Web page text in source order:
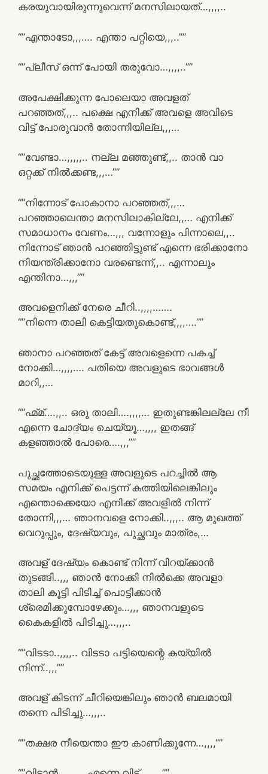
കരയുവായിരുന്നുവെന്ന് മനസിലായത്…,,,,..
“”എന്താടോ,,,…. എന്താ പറ്റിയെ,,,..””
“”പ്ലീസ്‌ ഒന്ന് പോയി തരുവോ…,,,,..””
അപേക്ഷിക്കുന്ന പോലെയാ അവളത്
പറഞ്ഞത്,,,.. പക്ഷെ എനിക്ക് അവളെ അവിടെ
വിട്ട് പോരുവാൻ തോന്നിയില്ല,,,…
“”വേണ്ടാ…,,,,,.. നല്ല മഞ്ഞുണ്ട്,,.. താൻ വാ
ഒറ്റക്ക് നിൽക്കണ്ട,,,…””
“”നിന്നോട് പോകാനാ പറഞ്ഞത്,,,…
പറഞ്ഞാലെന്താ മനസിലാകില്ലേ,,… എനിക്ക്
സമാധാനം വേണം…,,, വന്നോളും പിന്നാലെ,,..
നിന്നോട് ഞാൻ പറഞ്ഞിട്ടുണ്ട് എന്നെ ഭരിക്കാനോ
നിയന്ത്രിക്കാനോ വരണ്ടെന്ന്,,.. എന്നാലും
എന്തിനാ…,,,””
അവളെനിക്ക് നേരെ ചീറി..,,,,…….
“”നിന്നെ താലി കെട്ടിയതുകൊണ്ട്,,,,….””
ഞാനാ പറഞ്ഞത് കേട്ട് അവളെന്നെ പകച്ച്
നോക്കി…,,,,…. പതിയെ അവളുടെ ഭാവങ്ങൾ
മാറി,,…
“”ഹ്മ്മ്….,,.. ഒരു താലി….,,,,… ഇതുണ്ടങ്കിലല്ലേ നീ
എന്നെ ചോദ്യം ചെയ്യൂ…,,,, ഇതങ്ങ്
കളഞ്ഞാൽ പോരെ….,,,””
പുച്ഛത്തോടെയുള്ള അവളുടെ പറച്ചിൽ ആ
സമയം എനിക്ക് പെട്ടന്ന് കത്തിയിലെങ്കിലും
എന്തൊക്കെയോ എനിക്ക് അവളിൽ നിന്ന്
തോന്നി,,,… ഞാനവളെ നോക്കി..,,,.. ആ മുഖത്ത്
വെറുപ്പും, ദേഷ്യവും, പുച്ഛവും മാത്രം,…
അവള് ദേഷ്യം കൊണ്ട് നിന്ന് വിറയ്ക്കാൻ
തുടങ്ങി..,,, ഞാൻ നോക്കി നിൽക്കെ അവളാ
താലി കൂട്ടി പിടിച്ച് പൊട്ടിക്കാൻ
ശ്രെമിക്കുമ്പോഴേക്കും…,,, ഞാനവളുടെ
കൈകളിൽ പിടിച്ചു…,,,..
“”വിടടാ..,,,,.. വിടടാ പട്ടിയെന്റെ കയ്യിൽ
നിന്ന്..,,,””
അവള് കിടന്ന് ചീറിയെങ്കിലും ഞാൻ ബലമായി
തന്നെ പിടിച്ചു…,,,..
“”തക്ഷര നീയെന്താ ഈ കാണിക്കുന്നേ…,,,,””